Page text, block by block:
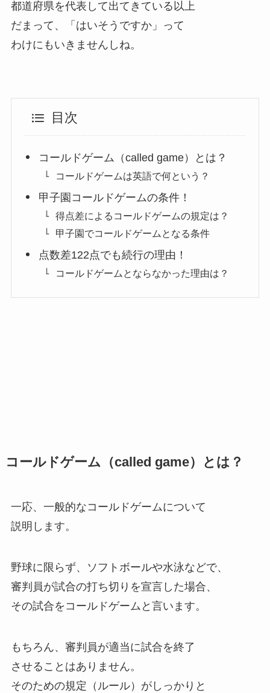
都道府県を代表して出てきている以上
だまって、「はいそうですか」って
わけにもいきませんしね。
目次
コールドゲーム（called game）とは？
コールドゲームは英語で何という？
甲子園コールドゲームの条件！
得点差によるコールドゲームの規定は？
甲子園でコールドゲームとなる条件
点数差122点でも続行の理由！
コールドゲームとならなかった理由は？
コールドゲーム（called game）とは？
一応、一般的なコールドゲームについて
説明します。
野球に限らず、ソフトボールや水泳などで、
審判員が試合の打ち切りを宣言した場合、
その試合をコールドゲームと言います。
もちろん、審判員が適当に試合を終了
させることはありません。
そのための規定（ルール）がしっかりと